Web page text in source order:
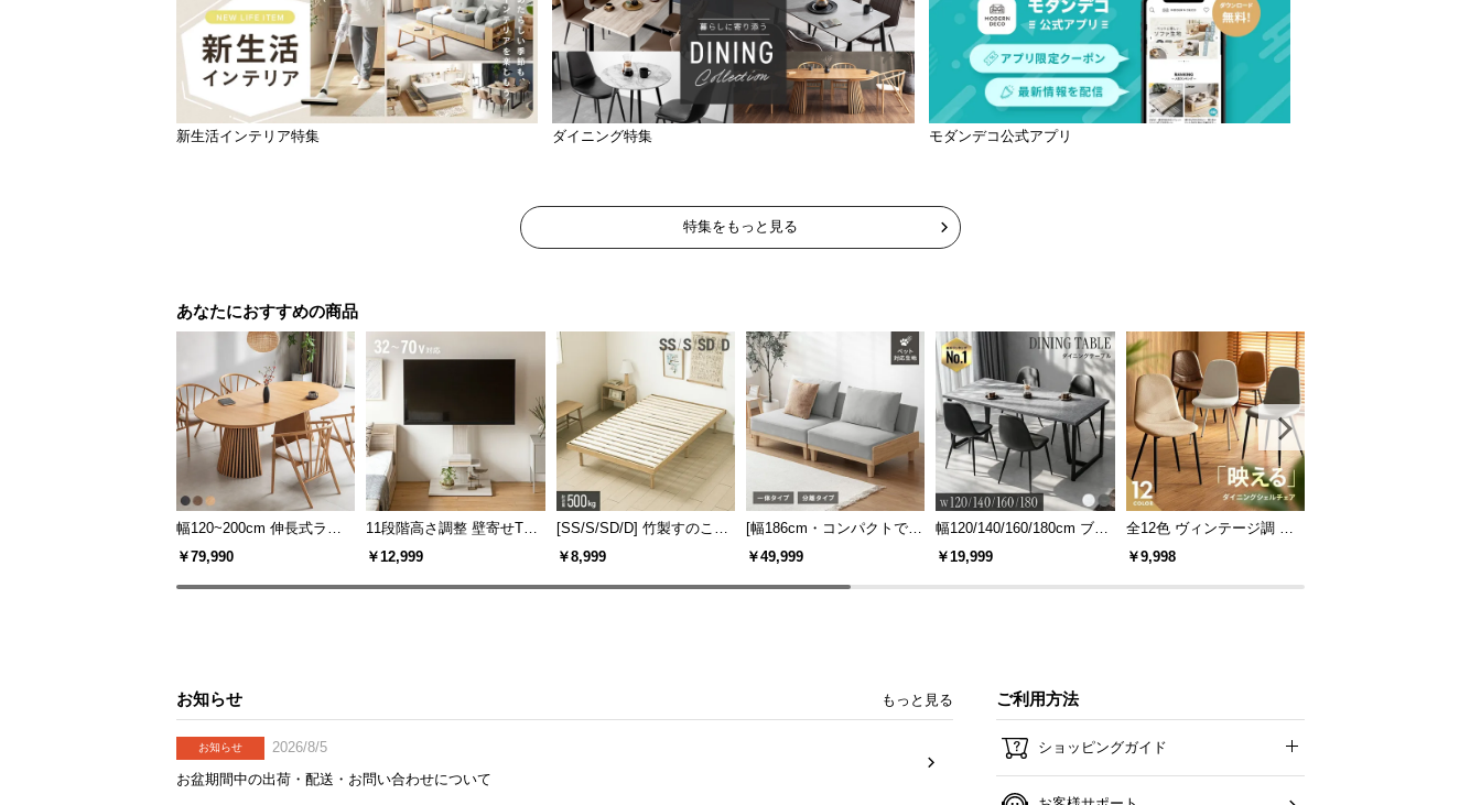
新生活インテリア特集 ダイニング特集 モダンデコ公式アプリ
特集をもっと見る
あなたにおすすめの商品
幅120~200cm 伸長式ラウ
ンドダイニングテーブル 6
格子デザイン
￥79,990
11段階高さ調整 壁寄せTV
スタンド キャスター付き
￥12,999
[SS/S/SD/D] 竹製すのこベ
ッド
￥8,999
[幅186cm・コンパクトでも
広々] 3人掛けソファベッド
ーム 北欧
￥49,999
幅120/140/160/180cm ブラ
ックフレーム ダイニング
￥19,999
全12色 ヴィンテージ調 デ
ザイナーズシェルチェア
￥9,998
お知らせ もっと見る
お知らせ
2026/8/5
お盆期間中の出荷・配送・お問い合わせについて
ご利用方法
ショッピングガイド